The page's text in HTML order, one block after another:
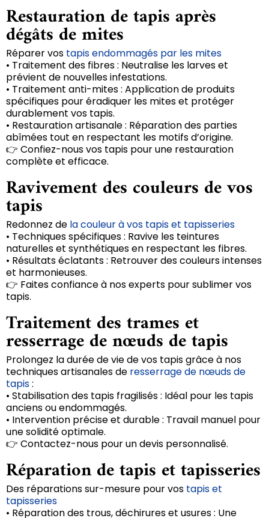
Restauration de tapis après
dégâts de mites
Réparer vos tapis endommagés par les mites
• Traitement des fibres : Neutralise les larves et
prévient de nouvelles infestations.
• Traitement anti-mites : Application de produits
spécifiques pour éradiquer les mites et protéger
durablement vos tapis.
• Restauration artisanale : Réparation des parties
abîmées tout en respectant les motifs d’origine.
👉 Confiez-nous vos tapis pour une restauration
complète et efficace.
Ravivement des couleurs de vos
tapis
Redonnez de la couleur à vos tapis et tapisseries
• Techniques spécifiques : Ravive les teintures
naturelles et synthétiques en respectant les fibres.
• Résultats éclatants : Retrouver des couleurs intenses
et harmonieuses.
👉 Faites confiance à nos experts pour sublimer vos
tapis.
Traitement des trames et
resserrage de nœuds de tapis
Prolongez la durée de vie de vos tapis grâce à nos
techniques artisanales de resserrage de nœuds de
tapis:
• Stabilisation des tapis fragilisés : Idéal pour les tapis
anciens ou endommagés.
• Intervention précise et durable : Travail manuel pour
une solidité optimale.
👉 Contactez-nous pour un devis personnalisé.
Réparation de tapis et tapisseries
Des réparations sur-mesure pour vos tapis et
tapisseries
• Réparation des trous, déchirures et usures : Une